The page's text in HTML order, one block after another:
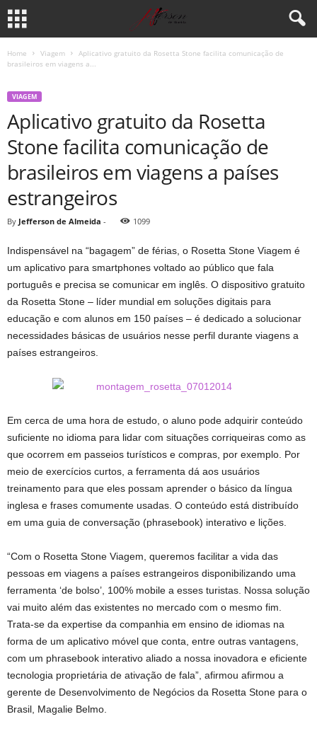
Home Viagem
Aplicativo gratuito da Rosetta Stone facilita comunicação de
brasileiros em viagens a...
VIAGEM
Aplicativo gratuito da Rosetta
Stone facilita comunicação de
brasileiros em viagens a países
estrangeiros
By Jefferson de Almeida - 1099
Indispensável na “bagagem” de férias, o Rosetta Stone Viagem é
um aplicativo para smartphones voltado ao público que fala
português e precisa se comunicar em inglês. O dispositivo gratuito
da Rosetta Stone – líder mundial em soluções digitais para
educação e com alunos em 150 países – é dedicado a solucionar
necessidades básicas de usuários nesse perfil durante viagens a
países estrangeiros.
Em cerca de uma hora de estudo, o aluno pode adquirir conteúdo
suficiente no idioma para lidar com situações corriqueiras como as
que ocorrem em passeios turísticos e compras, por exemplo. Por
meio de exercícios curtos, a ferramenta dá aos usuários
treinamento para que eles possam aprender o básico da língua
inglesa e frases comumente usadas. O conteúdo está distribuído
em uma guia de conversação (phrasebook) interativo e lições.
“Com o Rosetta Stone Viagem, queremos facilitar a vida das
pessoas em viagens a países estrangeiros disponibilizando uma
ferramenta ‘de bolso’, 100% mobile a esses turistas. Nossa solução
vai muito além das existentes no mercado com o mesmo fim.
Trata-se da expertise da companhia em ensino de idiomas na
forma de um aplicativo móvel que conta, entre outras vantagens,
com um phrasebook interativo aliado a nossa inovadora e eficiente
tecnologia proprietária de ativação de fala”, afirmou afirmou a
gerente de Desenvolvimento de Negócios da Rosetta Stone para o
Brasil, Magalie Belmo.